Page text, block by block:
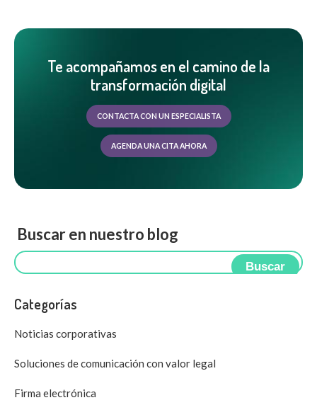
Te acompañamos en el camino de la
transformación digital
CONTACTA CON UN ESPECIALISTA
AGENDA UNA CITA AHORA
Buscar en nuestro blog
Buscar
Categorías
Noticias corporativas
Soluciones de comunicación con valor legal
Firma electrónica